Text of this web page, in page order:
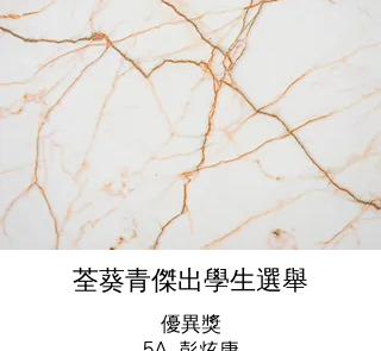
荃葵青傑出學生選舉
優異獎